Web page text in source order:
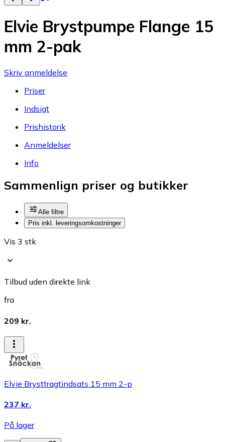
Elvie Brystpumpe Flange 15
mm 2-pak
Skriv anmeldelse
Priser
Indsigt
Prishistorik
Anmeldelser
Info
Sammenlign priser og butikker
Alle filtre
Pris inkl. leveringsomkostninger
Vis 3 stk
Tilbud uden direkte link
fra
209 kr.
Elvie Brysttragtindsats 15 mm 2-p
237 kr.
På lager